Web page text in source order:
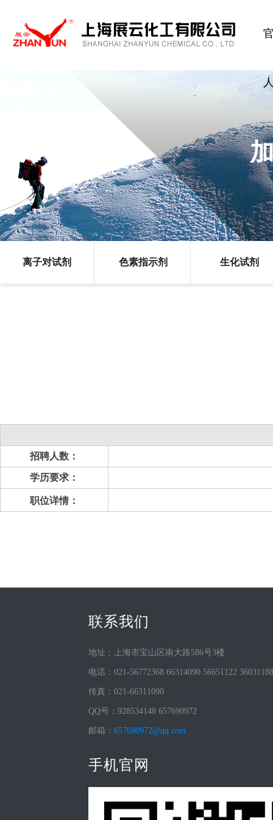
离子对试剂 色素指示剂 生化试剂
招聘人数：
学历要求：
职位详情：
联系我们
地址：上海市宝山区南大路586号3楼
电话：021-56772368 66314090 56651122 36031188
传真：021-66311090
QQ号：928534148 657690972
邮箱： 657690972@qq.com
手机官网